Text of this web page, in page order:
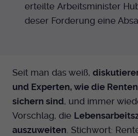
erteilte Arbeitsminister
deser Forderung eine
Seit man das weiß,
und Experten, wie die
sichern sind, und immer
Vorschlag, die
auszuweiten . Stichwort: